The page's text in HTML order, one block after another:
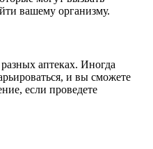
вашему организму.
аптеках. Иногда
и вы сможете
если проведете